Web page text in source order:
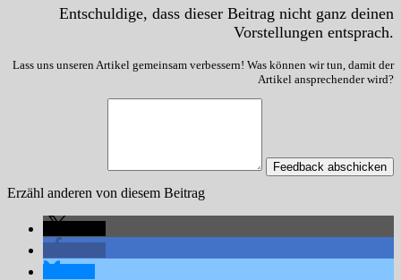
Entschuldige, dass dieser Beitrag nicht ganz deinen
Vorstellungen entsprach.
Lass uns unseren Artikel gemeinsam verbessern! Was können wir tun, damit der
Artikel ansprechender wird?
Feedback abschicken
Erzähl anderen von diesem Beitrag